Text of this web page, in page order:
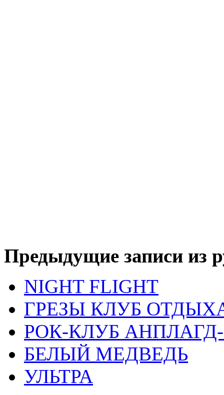
Предыдущие записи из
NIGHT FLIGHT
ГРЕЗЫ КЛУБ
РОК-КЛУБ
БЕЛЫЙ МЕДВЕДЬ
УЛЬТРА